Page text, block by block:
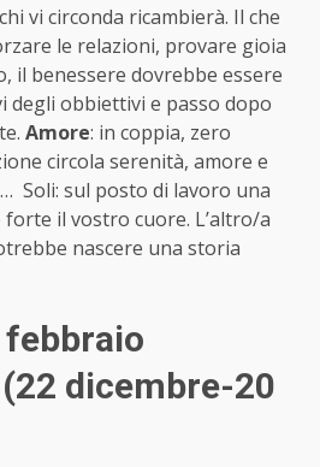
vi circonda ricambierà. Il che
le relazioni, provare gioia
il benessere dovrebbe essere
degli obbiettivi e passo dopo
Amore: in coppia, zero
circola serenità, amore e
Soli: sul posto di lavoro una
il vostro cuore. L’altro/a
nascere una storia
febbraio
dicembre-20